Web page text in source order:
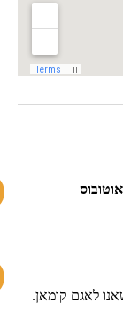
לאגם קומאן.